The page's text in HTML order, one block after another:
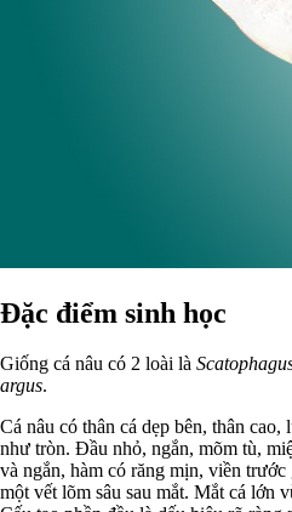
Đặc điểm sinh học
Giống cá nâu có 2 loài là
argus.
Cá nâu có thân cá dẹp bên, thân
như tròn. Đầu nhỏ, ngắn, mõm tù,
và ngắn, hàm có răng mịn, viền
một vết lõm sâu sau mắt. Mắt cá lớn